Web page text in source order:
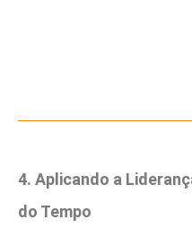
4. Aplicando a
do Tempo